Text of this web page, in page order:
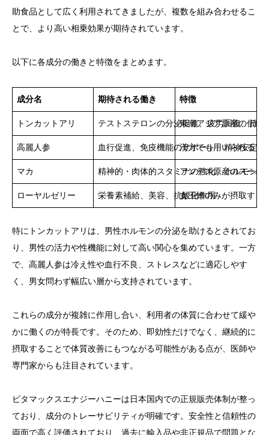
助食品として広く利用されてきましたが、複数を組み合わせるこ
とで、より高い相乗効果が期待されています。
以下に各成分の働きと特徴をまとめます。
成分名 期待される働き 特徴
トンカットアリ テストステロンの分泌促進、疲労回復、持久
東南アジア原産の伝統
高麗人参 血行促進、免疫機能のサポート、精神安定
漢方でも用いられるア
マカ 精神的・肉体的スタミナの強化、ホルモンバ
アンデス原産のスーパ
ローヤルゼリー 栄養素補給、美容、抗酸化作用女王蜂のみが摂取する
特にトンカットアリは、男性ホルモンの分泌を助けるとされてお
り、男性の活力や性機能に対して高い関心を集めています。一方
で、高麗人参は冷え性や血行不良、ストレスなどに適応しやす
く、男女問わず幅広い層から支持されています。
これらの成分が複雑に作用し合い、利用者の体質に合わせて緩や
かに働くのが特長です。そのため、即効性だけでなく、継続的に
摂取することで体質改善にもつながる可能性がある点が、医師や
専門家からも注目されています。
ビタマックスエナジーハニーは日本国内での正規販売体制が整っ
ており、成分のトレーサビリティが明確です。安全性と信頼性の
両面で高く評価されており、過去に輸入品や非正規品で問題とな